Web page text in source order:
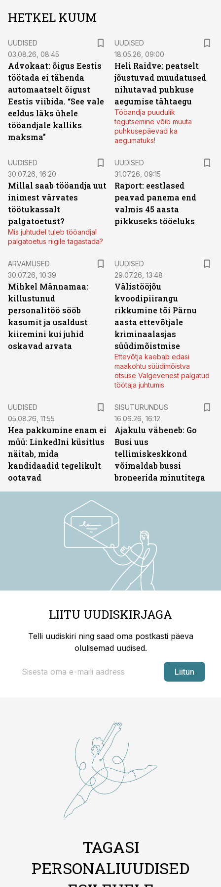
HETKEL KUUM
UUDISED
03.08.26, 08:45
Advokaat: õigus Eestis
töötada ei tähenda
automaatselt õigust
Eestis viibida. “See vale
eeldus läks ühele
tööandjale kalliks
maksma”
UUDISED
18.05.26, 09:00
Heli Raidve: peatselt
jõustuvad muudatused
nihutavad puhkuse
aegumise tähtaegu
Tööandja puudulik
tegutsemine võib muuta
puhkusepäevad ka
aegumatuks!
UUDISED
30.07.26, 16:20
Millal saab tööandja uut
inimest värvates
töötukassalt
palgatoetust?
Mis juhtudel tuleb tööandjal
palgatoetus riigile tagastada?
UUDISED
31.07.26, 09:15
Raport: eestlased
peavad panema end
valmis 45 aasta
pikkuseks tööeluks
ARVAMUSED
30.07.26, 10:39
Mihkel Männamaa:
killustunud
personalitöö sööb
kasumit ja usaldust
kiiremini kui juhid
oskavad arvata
UUDISED
29.07.26, 13:48
Välistööjõu
kvoodipiirangu
rikkumine tõi Pärnu
aasta ettevõtjale
kriminaalasjas
süüdimõistmise
Ettevõtja kaebab edasi
maakohtu süüdimõistva
otsuse Valgevenest palgatud
töötaja juhtumis
UUDISED
05.08.26, 11:55
Hea pakkumine enam ei
müü: LinkedIni küsitlus
näitab, mida
kandidaadid tegelikult
ootavad
SISUTURUNDUS
16.06.26, 16:12
Ajakulu väheneb: Go
Busi uus
tellimiskeskkond
võimaldab bussi
broneerida minutitega
LIITU UUDISKIRJAGA
Telli uudiskiri ning saad oma postkasti päeva
olulisemad uudised.
Liitun
TAGASI
PERSONALIUUDISED